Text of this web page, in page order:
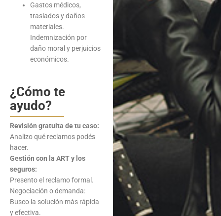
Gastos médicos,
traslados y daños
materiales.
Indemnización por
daño moral y perjuicios
económicos.
¿Cómo te
ayudo?
Revisión gratuita de tu caso:
Analizo qué reclamos podés
hacer.
Gestión con la ART y los
seguros:
Presento el reclamo formal.
Negociación o demanda:
Busco la solución más rápida
y efectiva.